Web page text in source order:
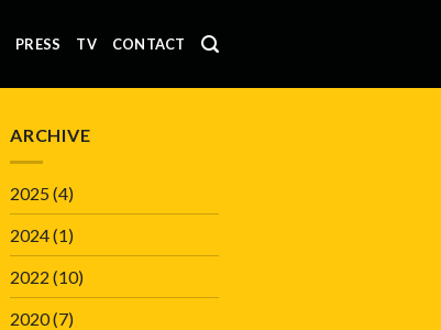
PRESS TV CONTACT
ARCHIVE
2025(4)
2024(1)
2022 (10)
2020(7)